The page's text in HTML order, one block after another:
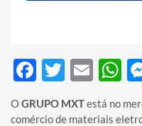
Facebook
Twitter
OGRUPO MXTestá no
comércio de materiais